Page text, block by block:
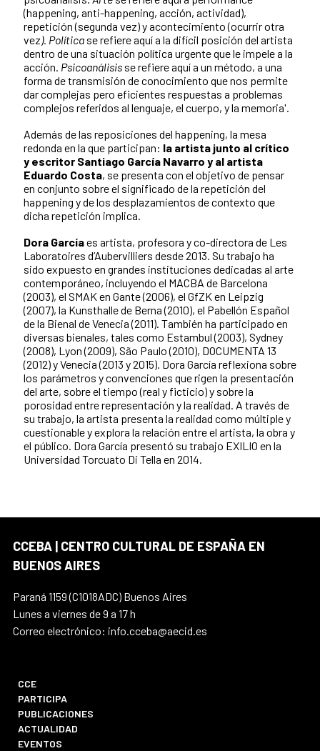
(happening, anti-happening, acción, actividad),
repetición (segunda vez) y acontecimiento (ocurrir otra
vez). Política se refiere aquí a la difícil posición del artista
dentro de una situación política urgente que le impele a la
acción. Psicoanálisis se refiere aquí a un método, a una
forma de transmisión de conocimiento que nos permite
dar complejas pero eficientes respuestas a problemas
complejos referidos al lenguaje, el cuerpo, y la memoria'.
Además de las reposiciones del happening, la mesa
redonda en la que participan: la artista junto al crítico
y escritor Santiago García Navarro y al artista
Eduardo Costa, se presenta con el objetivo de pensar
en conjunto sobre el significado de la repetición del
happening y de los desplazamientos de contexto que
dicha repetición implica.
Dora Garcíaes artista, profesora y co-directora de Les
Laboratoires d’Aubervilliers desde 2013. Su trabajo ha
sido expuesto en grandes instituciones dedicadas al arte
contemporáneo, incluyendo el MACBA de Barcelona
(2003), el SMAK en Gante (2006), el GfZK en Leipzig
(2007), la Kunsthalle de Berna (2010), el Pabellón Español
de la Bienal de Venecia (2011). También ha participado en
diversas bienales, tales como Estambul (2003), Sydney
(2008), Lyon (2009), São Paulo (2010), DOCUMENTA 13
(2012) y Venecia (2013 y 2015). Dora García reflexiona sobre
los parámetros y convenciones que rigen la presentación
del arte, sobre el tiempo (real y ficticio) y sobre la
porosidad entre representación y la realidad. A través de
su trabajo, la artista presenta la realidad como múltiple y
cuestionable y explora la relación entre el artista, la obra y
el público. Dora García presentó su trabajo EXILIO en la
Universidad Torcuato Di Tella en 2014.
CCEBA | CENTRO CULTURAL DE ESPAÑA EN
BUENOS AIRES
Paraná 1159 (C1018ADC) Buenos Aires
Lunes a viernes de 9 a 17 h
Correo electrónico: info.cceba@aecid.es
CCE
PARTICIPA
PUBLICACIONES
ACTUALIDAD
EVENTOS